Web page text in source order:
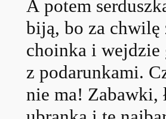
A potem
biją, bo za chwilę
choinka i wejdzie
z podarunkami.
nie ma! Zabawki,